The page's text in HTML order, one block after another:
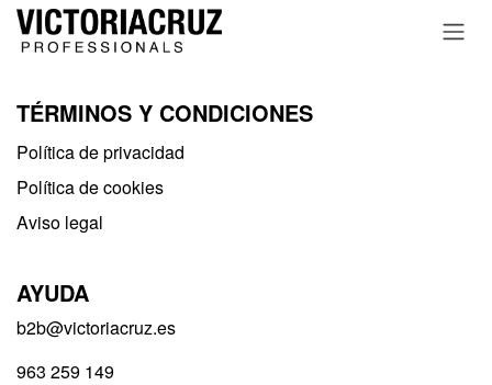
Ir al contenido
TÉRMINOS Y CONDICIONES
Política de privacidad​
Política de cookies
Aviso legal
AYUDA
b2b@victoriacruz.es
963 259 149